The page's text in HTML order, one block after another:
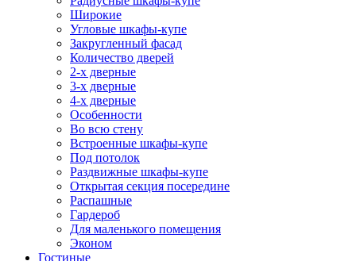
Широкие
Угловые шкафы-купе
Закругленный фасад
Количество дверей
2-х дверные
3-х дверные
4-х дверные
Особенности
Во всю стену
Встроенные шкафы-купе
Под потолок
Раздвижные шкафы-купе
Открытая секция посередине
Распашные
Гардероб
Для маленького помещения
Эконом
Гостиные